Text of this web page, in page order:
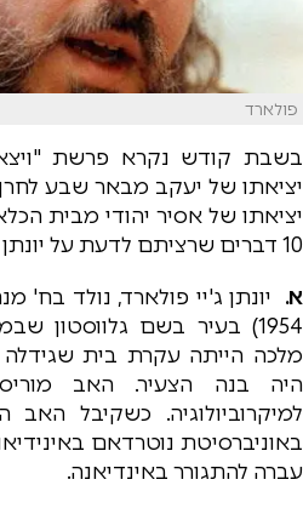
פולארד
בשבת קודש נקרא פרשת
יציאתו של יעקב מבאר שבע
10 דברים שרציתם לדעת על יונתן פולארד.
א.
1954) בעיר בשם
מלכה הייתה עקרת בית
היה בנה הצעיר. האב
למיקרוביולוגיה. כשקיבל
באוניברסיטת נוטרדאם
עברה להתגורר באינדיאנה.